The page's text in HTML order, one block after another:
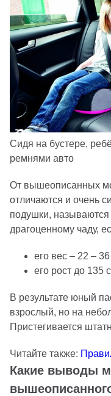
Сидя на бустере,
ремнями авто
От вышеописанных
отличаются и очень
подушки,
драгоценному чаду,
его вес – 22 – 36
его рост до 135
В результате юный
взрослый, но на
Пристегивается
Читайте также:
Какие выводы